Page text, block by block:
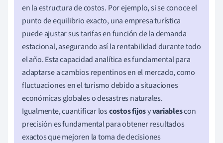
en la estructura de costos. Por ejemplo, si se conoce el
punto de equilibrio exacto, una empresa turística
puede ajustar sus tarifas en función de la demanda
estacional, asegurando así la rentabilidad durante todo
el año. Esta capacidad analítica es fundamental para
adaptarse a cambios repentinos en el mercado, como
fluctuaciones en el turismo debido a situaciones
económicas globales o desastres naturales.
Igualmente, cuantificar loscostos fijosyvariablescon
precisión es fundamental para obtener resultados
exactos que mejoren la toma de decisiones